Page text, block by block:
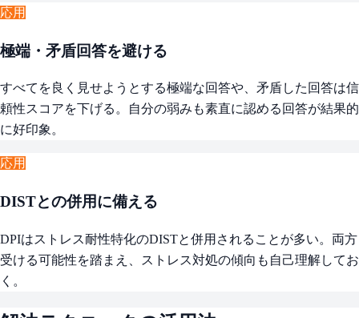
応用
極端・矛盾回答を避ける
すべてを良く見せようとする極端な回答や、矛盾した回答は信
頼性スコアを下げる。自分の弱みも素直に認める回答が結果的
に好印象。
応用
DISTとの併用に備える
DPIはストレス耐性特化のDISTと併用されることが多い。両方
受ける可能性を踏まえ、ストレス対処の傾向も自己理解してお
く。